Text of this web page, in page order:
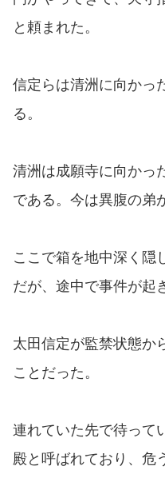
と頼まれた。
信定らは清洲に向かっ
る。
清洲は成願寺に向かっ
である。今は異腹の弟
ここで箱を地中深く隠
だが、途中で事件が起
太田信定が監禁状態か
ことだった。
連れていた先で待って
殿と呼ばれており、危